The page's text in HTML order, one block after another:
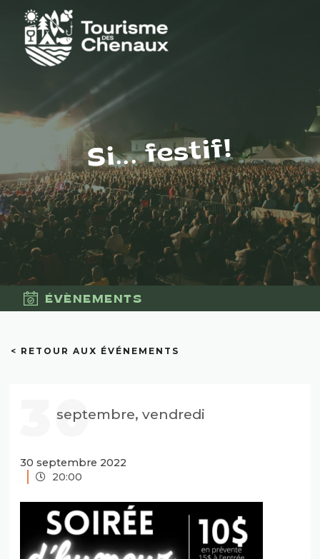
Si... festif!
ÉVÈNEMENTS
< RETOUR AUX ÉVÉNEMENTS
30
septembre, vendredi
30 septembre 2022
20:00